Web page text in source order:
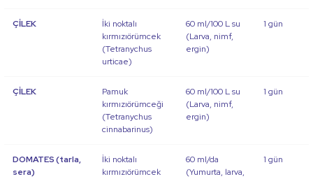
ÇİLEK
İki noktalı
kırmızıörümcek
(Tetranychus
urticae)
60 ml/100 L su
(Larva, nimf,
ergin)
1 gün
ÇİLEK
Pamuk
kırmızıörümceği
(Tetranychus
cinnabarinus)
60 ml/100 L su
(Larva, nimf,
ergin)
1 gün
DOMATES (tarla,
sera)
İki noktalı
kırmızıörümcek
60 ml/da
(Yumurta, larva,
1 gün